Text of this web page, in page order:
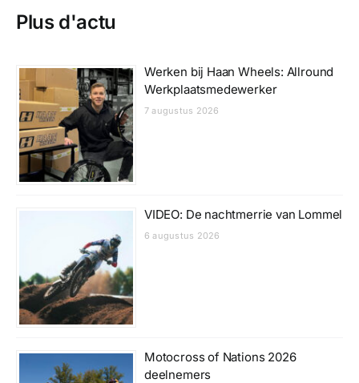
Plus d'actu
Werken bij Haan Wheels: Allround
Werkplaatsmedewerker
7 augustus 2026
VIDEO: De nachtmerrie van Lommel
6 augustus 2026
Motocross of Nations 2026
deelnemers